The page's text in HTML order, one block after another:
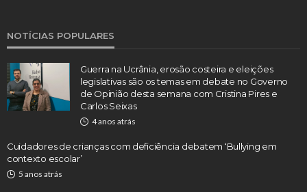
NOTÍCIAS POPULARES
Guerra na Ucrânia, erosão costeira e eleições
legislativas são os temas em debate no Governo
de Opinião desta semana com Cristina Pires e
Carlos Seixas
4 anos atrás
Cuidadores de crianças com deficiência debatem ‘Bullying em
contexto escolar’
5 anos atrás